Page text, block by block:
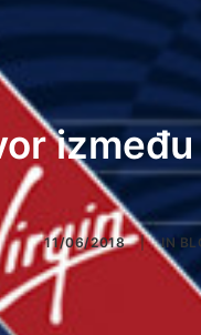
11/06/2018 | IN